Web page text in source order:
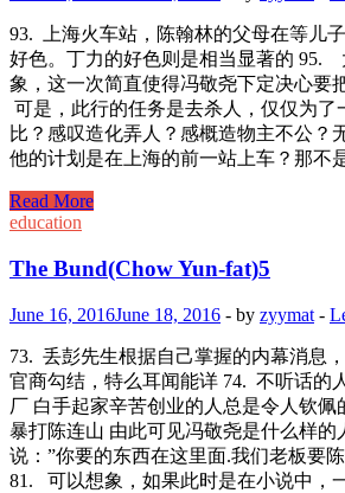
93. 上海火车站，陈翰林的父母在等儿
好色。丁力的好色则是相当显著的 95.
象，这一次简直使得冯敬尧下定决心要
可是，此行的任务是去杀人，仅仅为
比？感叹造化弄人？感概造物主不公？
他的计划是在上海的前一站上车？那
The
Bund(Chow
fat)6
Read More
education
The Bund(Chow Yun-fat)5
June 16, 2016June 18, 2016 - by zyymat -
73. 丢彭先生根据自己掌握的内幕消息
官商勾结，特么耳闻能详 74. 不听话的
厂 白手起家辛苦创业的人总是令人钦
暴打陈连山 由此可见冯敬尧是什么样
说：”你要的东西在这里面.我们老板要
81. 可以想象，如果此时是在小说中，